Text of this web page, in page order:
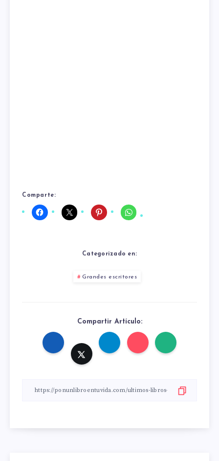
Comparte:
Categorizado en:
Grandes escritores
Compartir Artículo: